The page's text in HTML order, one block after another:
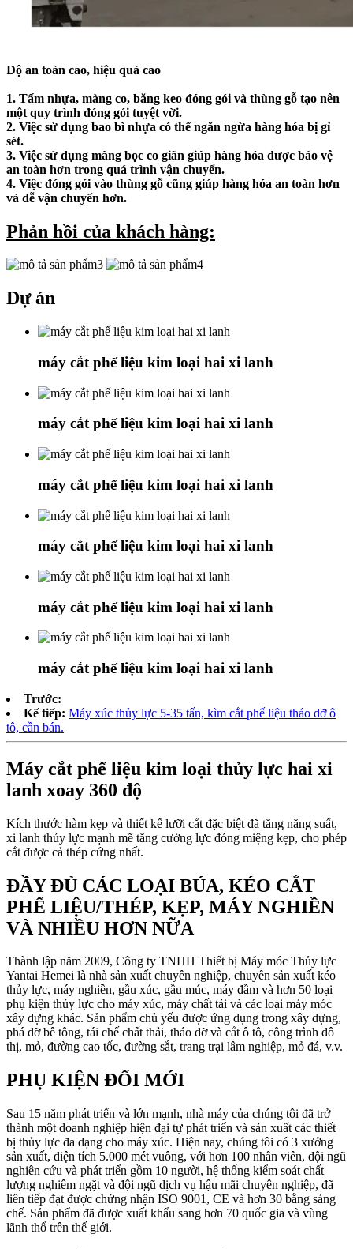
Độ an toàn cao, hiệu quả cao
1. Tấm nhựa, màng co, băng keo đóng gói và thùng gỗ tạo nên
một quy trình đóng gói tuyệt vời.
2. Việc sử dụng bao bì nhựa có thể ngăn ngừa hàng hóa bị gỉ
sét.
3. Việc sử dụng màng bọc co giãn giúp hàng hóa được bảo vệ
an toàn hơn trong quá trình vận chuyển.
4. Việc đóng gói vào thùng gỗ cũng giúp hàng hóa an toàn hơn
và dễ vận chuyển hơn.
Phản hồi của khách hàng:
Dự án
máy cắt phế liệu kim loại hai xi lanh
máy cắt phế liệu kim loại hai xi lanh
máy cắt phế liệu kim loại hai xi lanh
máy cắt phế liệu kim loại hai xi lanh
máy cắt phế liệu kim loại hai xi lanh
máy cắt phế liệu kim loại hai xi lanh
Trước:
Kế tiếp: Máy xúc thủy lực 5-35 tấn, kìm cắt phế liệu tháo dỡ ô
tô, cần bán.
Máy cắt phế liệu kim loại thủy lực hai xi
lanh xoay 360 độ
Kích thước hàm kẹp và thiết kế lưỡi cắt đặc biệt đã tăng năng suất,
xi lanh thủy lực mạnh mẽ tăng cường lực đóng miệng kẹp, cho phép
cắt được cả thép cứng nhất.
ĐẦY ĐỦ CÁC LOẠI BÚA, KÉO CẮT
PHẾ LIỆU/THÉP, KẸP, MÁY NGHIỀN
VÀ NHIỀU HƠN NỮA
Thành lập năm 2009, Công ty TNHH Thiết bị Máy móc Thủy lực
Yantai Hemei là nhà sản xuất chuyên nghiệp, chuyên sản xuất kéo
thủy lực, máy nghiền, gầu xúc, gầu múc, máy đầm và hơn 50 loại
phụ kiện thủy lực cho máy xúc, máy chất tải và các loại máy móc
xây dựng khác. Sản phẩm chủ yếu được ứng dụng trong xây dựng,
phá dỡ bê tông, tái chế chất thải, tháo dỡ và cắt ô tô, công trình đô
thị, mỏ, đường cao tốc, đường sắt, trang trại lâm nghiệp, mỏ đá, v.v.
PHỤ KIỆN ĐỔI MỚI
Sau 15 năm phát triển và lớn mạnh, nhà máy của chúng tôi đã trở
thành một doanh nghiệp hiện đại tự phát triển và sản xuất các thiết
bị thủy lực đa dạng cho máy xúc. Hiện nay, chúng tôi có 3 xưởng
sản xuất, diện tích 5.000 mét vuông, với hơn 100 nhân viên, đội ngũ
nghiên cứu và phát triển gồm 10 người, hệ thống kiểm soát chất
lượng nghiêm ngặt và đội ngũ dịch vụ hậu mãi chuyên nghiệp, đã
liên tiếp đạt được chứng nhận ISO 9001, CE và hơn 30 bằng sáng
chế. Sản phẩm đã được xuất khẩu sang hơn 70 quốc gia và vùng
lãnh thổ trên thế giới.